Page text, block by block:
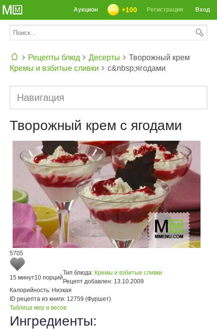
Вход
Регистрация
+100
Аукцион
Рецепты блюд
Десерты
Кремы и взбитые сливки
Творожный крем
с&nbsp;ягодами
Навигация
Творожный крем с ягодами
5705
15 минут10 порций
Тип блюда: Кремы и взбитые сливки
Рецепт добавлен: 13.10.2009
Калорийность: Низкая
ID рецепта из книги: 12759 (Фуршет)
Таблица мер и весов
Ингредиенты: